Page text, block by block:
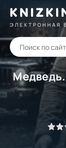
ЭЛЕКТРОННАЯ